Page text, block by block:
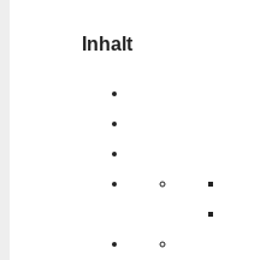
Inhalt